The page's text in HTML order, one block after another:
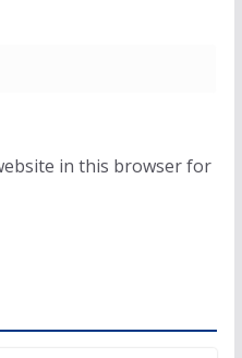
in this browser for